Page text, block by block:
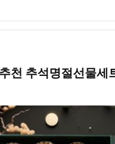
천 ​추석명절선물세